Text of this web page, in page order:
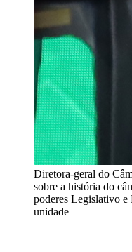
Diretora-geral do
sobre a história do
poderes Legislativo e
unidade